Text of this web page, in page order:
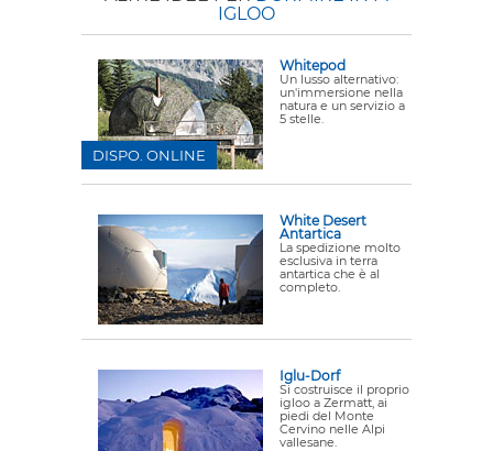
IGLOO
Whitepod
Un lusso alternativo:
un'immersione nella
natura e un servizio a
5 stelle.
DISPO. ONLINE
White Desert
Antartica
La spedizione molto
esclusiva in terra
antartica che è al
completo.
Iglu-Dorf
Si costruisce il proprio
igloo a Zermatt, ai
piedi del Monte
Cervino nelle Alpi
vallesane.